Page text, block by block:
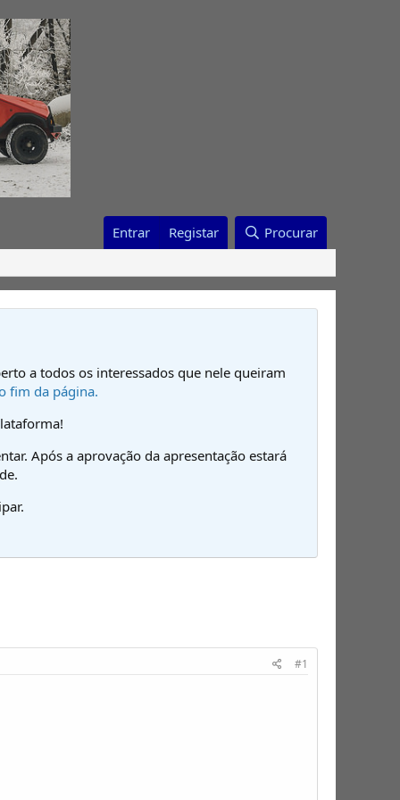
Entrar Registar Procurar
a todos os interessados que nele queiram
fim da página.
Após a aprovação da apresentação estará
#1